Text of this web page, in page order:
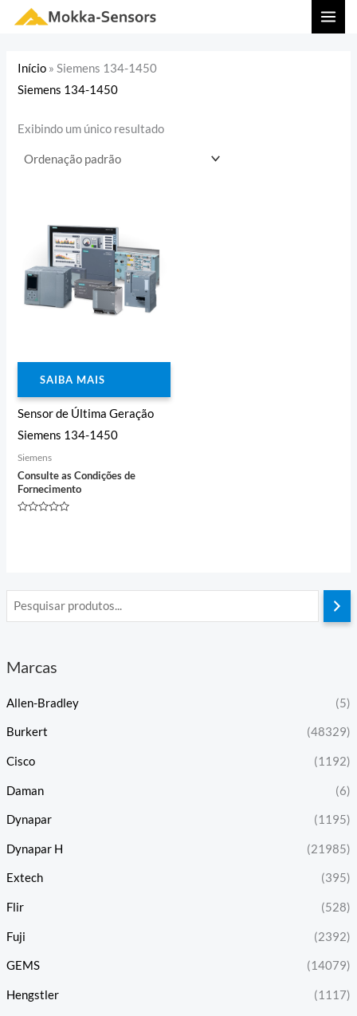
conteúdo
Marcas
Allen-Bradley (5)
Burkert (48329)
Cisco (1192)
Daman (6)
Dynapar (1195)
Dynapar H (21985)
Extech (395)
Flir (528)
Fuji (2392)
GEMS (14079)
Hengstler (1117)
Início »Siemens 134-1450
Siemens 134-1450
Exibindo um único resultado
SAIBA MAIS
Sensor de Última Geração
Siemens 134-1450
Siemens
Consulte as Condições de
Fornecimento